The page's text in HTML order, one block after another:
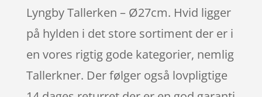
Lyngby Tallerken – Ø27cm. Hvid ligger
på hylden i det store sortiment der er i
en vores rigtig gode kategorier, nemlig
Tallerkner. Der følger også lovpligtige